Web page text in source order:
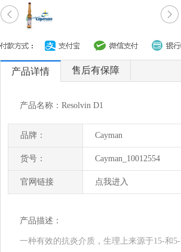
产品详情 售后有保障
产品名称：Resolvin D1
品牌： Cayman
货号： Cayman_10012554
官网链接 点我进入
产品描述：
一种有效的抗炎介质，生理上来源于15-和